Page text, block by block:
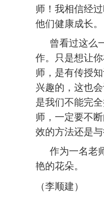
师！我相信经
他们健康成长。
曾看过这么
作。只是想让
师，是有传授
兴趣的，这也
是我们不能完
师，一定要不
效的方法还是
作为一名老
艳的花朵。
（李顺建）